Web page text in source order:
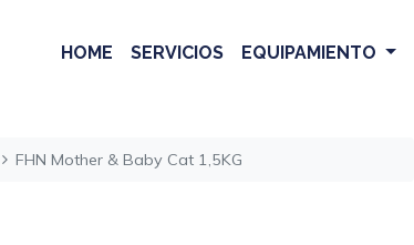
HOME SERVICIOS EQUIPAMIENTO
FHN Mother & Baby Cat 1,5KG